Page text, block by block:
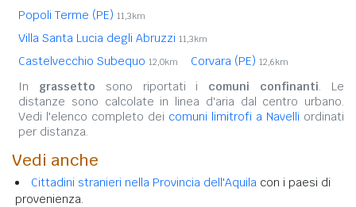
Popoli Terme (PE) 11,3km
Villa Santa Lucia degli Abruzzi 11,3km
Castelvecchio Subequo 12,0km Corvara (PE) 12,6km
In grassetto sono riportati i comuni confinanti. Le
distanze sono calcolate in linea d'aria dal centro urbano.
Vedi l'elenco completo dei comuni limitrofi a Navelli ordinati
per distanza.
Vedi anche
Cittadini stranieri nella Provincia dell'Aquila con i paesi di
provenienza.